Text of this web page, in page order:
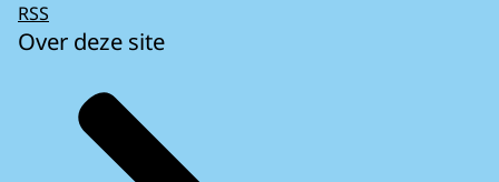
RSS
Over deze site